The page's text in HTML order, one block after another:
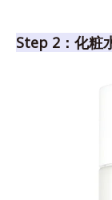
Step 2：化粧